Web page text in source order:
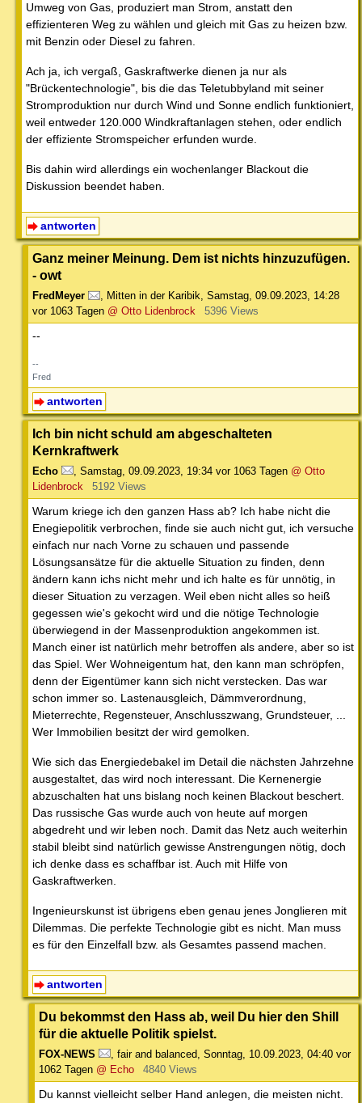
Umweg von Gas, produziert man Strom, anstatt den
effizienteren Weg zu wählen und gleich mit Gas zu heizen bzw.
mit Benzin oder Diesel zu fahren.
Ach ja, ich vergaß, Gaskraftwerke dienen ja nur als
"Brückentechnologie", bis die das Teletubbyland mit seiner
Stromproduktion nur durch Wind und Sonne endlich funktioniert,
weil entweder 120.000 Windkraftanlagen stehen, oder endlich
der effiziente Stromspeicher erfunden wurde.
Bis dahin wird allerdings ein wochenlanger Blackout die
Diskussion beendet haben.
antworten
Ganz meiner Meinung. Dem ist nichts hinzuzufügen.
- owt
FredMeyer , Mitten in der Karibik, Samstag, 09.09.2023, 14:28
vor 1063 Tagen @ Otto Lidenbrock 5396 Views
--
--
Fred
antworten
Ich bin nicht schuld am abgeschalteten
Kernkraftwerk
Echo Samstag, 09.09.2023, 19:34 vor 1063 Tagen @ Otto
Lidenbrock
5192 Views
Warum kriege ich den ganzen Hass ab? Ich habe nicht die
Enegiepolitik verbrochen, finde sie auch nicht gut, ich versuche
einfach nur nach Vorne zu schauen und passende
Lösungsansätze für die aktuelle Situation zu finden, denn
ändern kann ichs nicht mehr und ich halte es für unnötig, in
dieser Situation zu verzagen. Weil eben nicht alles so heiß
gegessen wie's gekocht wird und die nötige Technologie
überwiegend in der Massenproduktion angekommen ist.
Manch einer ist natürlich mehr betroffen als andere, aber so ist
das Spiel. Wer Wohneigentum hat, den kann man schröpfen,
denn der Eigentümer kann sich nicht verstecken. Das war
schon immer so. Lastenausgleich, Dämmverordnung,
Mieterrechte, Regensteuer, Anschlusszwang, Grundsteuer, ...
Wer Immobilien besitzt der wird gemolken.
Wie sich das Energiedebakel im Detail die nächsten Jahrzehne
ausgestaltet, das wird noch interessant. Die Kernenergie
abzuschalten hat uns bislang noch keinen Blackout beschert.
Das russische Gas wurde auch von heute auf morgen
abgedreht und wir leben noch. Damit das Netz auch weiterhin
stabil bleibt sind natürlich gewisse Anstrengungen nötig, doch
ich denke dass es schaffbar ist. Auch mit Hilfe von
Gaskraftwerken.
Ingenieurskunst ist übrigens eben genau jenes Jonglieren mit
Dilemmas. Die perfekte Technologie gibt es nicht. Man muss
es für den Einzelfall bzw. als Gesamtes passend machen.
antworten
Du bekommst den Hass ab, weil Du hier den Shill
für die aktuelle Politik spielst.
FOX-NEWS fair and balanced Sonntag, 10.09.2023, 04:40 vor
1062 Tagen @ Echo 4840 Views
Du kannst vielleicht selber Hand anlegen, die meisten nicht.